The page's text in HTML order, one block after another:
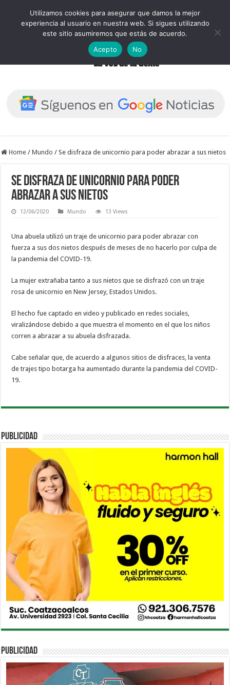
Home / Mundo / Se disfraza de unicornio para poder abrazar a sus nietos
Se disfraza de unicornio para poder
abrazar a sus nietos
12/06/2020 Mundo 13 Views
Una abuela utilizó un traje de unicornio para poder abrazar con
fuerza a sus dos nietos después de meses de no hacerlo por culpa de
la pandemia del COVID-19.
La mujer extrañaba tanto a sus nietos que se disfrazó con un traje
rosa de unicornio en New Jersey, Estados Unidos.
El hecho fue captado en video y publicado en redes sociales,
viralizándose debido a que muestra el momento en el que los niños
corren a abrazar a su abuela disfrazada.
Cabe señalar que, de acuerdo a algunos sitios de disfraces, la venta
de trajes tipo botarga ha aumentado durante la pandemia del COVID-
19.
PUBLICIDAD
PUBLICIDAD
Utilizamos cookies para asegurar que damos la mejor
experiencia al usuario en nuestra web. Si sigues utilizando
este sitio asumiremos que estás de acuerdo.
Acepto
No